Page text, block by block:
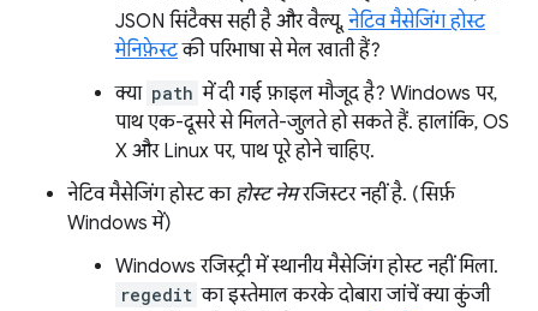
JSON सिंटैक्स सही है और वैल्यू, नेटिव मैसेजिंग होस्ट
मेनिफ़ेस्टकी परिभाषा से मेल खाती हैं?
क्या path में दी गई फ़ाइल मौजूद है? Windows पर,
पाथ एक-दूसरे से मिलते-जुलते हो सकते हैं. हालांकि, OS
X और Linux पर, पाथ पूरे होने चाहिए.
नेटिव मैसेजिंग होस्ट का होस्ट नेमरजिस्टर नहीं है. (सिर्फ़
Windows में)
Windows रजिस्ट्री में स्थानीय मैसेजिंग होस्ट नहीं मिला.
regedit का इस्तेमाल करके दोबारा जांचें क्या कुंजी